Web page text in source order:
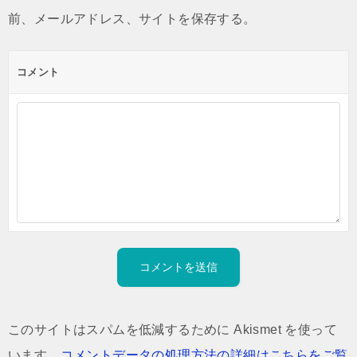
前、メールアドレス、サイトを保存する。
コメント
このサイトはスパムを低減するために Akismet を使って